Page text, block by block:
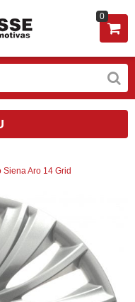
0
Aro 14 Grid